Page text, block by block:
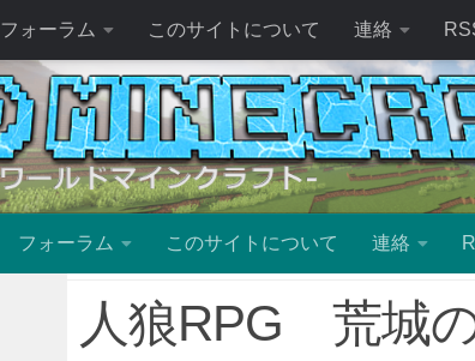
フォーラム このサイトについて 連絡
フォーラム このサイトについて 連絡
人狼RPG 荒城の